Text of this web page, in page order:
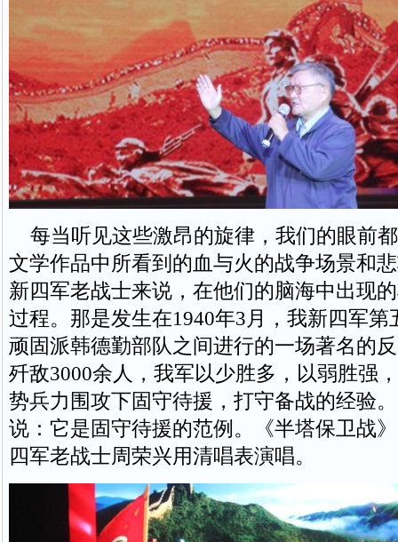
每当听见这些激昂的旋律，我们的眼前
文学作品中所看到的血与火的战争场景和
新四军老战士来说，在他们的脑海中出现
过程。那是发生在1940年3月，我新四军第
顽固派韩德勤部队之间进行的一场著名的
歼敌3000余人，我军以少胜多，以弱胜强
势兵力围攻下固守待援，打守备战的经验
说：它是固守待援的范例。《半塔保卫战
四军老战士周荣兴用清唱表演唱。